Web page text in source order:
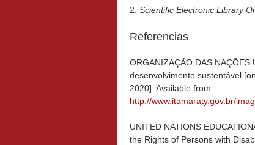
2. Scientific Electronic Library
Referencias
ORGANIZAÇÃO DAS
desenvolvimento sustentável
2020]. Available from:
http://www.itamaraty.gov.br/
UNITED NATIONS
the Rights of Persons with